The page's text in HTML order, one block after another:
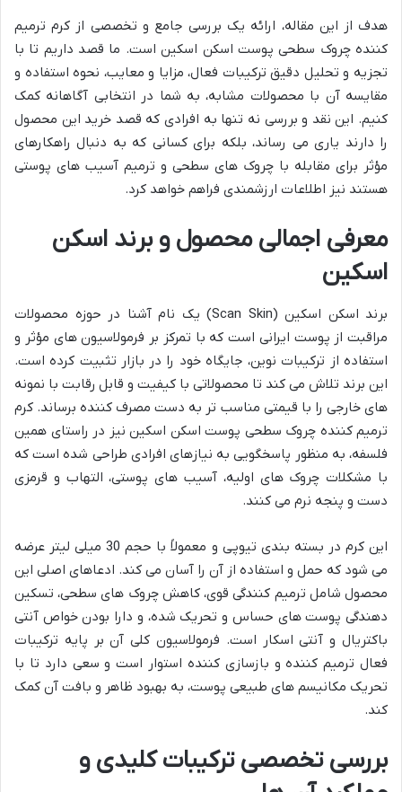
هدف از این مقاله، ارائه یک بررسی جامع و تخصصی از کرم ترمیم
کننده چروک سطحی پوست اسکن اسکین است. ما قصد داریم تا با
تجزیه و تحلیل دقیق ترکیبات فعال، مزایا و معایب، نحوه استفاده و
مقایسه آن با محصولات مشابه، به شما در انتخابی آگاهانه کمک
کنیم. این نقد و بررسی نه تنها به افرادی که قصد خرید این محصول
را دارند یاری می رساند، بلکه برای کسانی که به دنبال راهکارهای
مؤثر برای مقابله با چروک های سطحی و ترمیم آسیب های پوستی
هستند نیز اطلاعات ارزشمندی فراهم خواهد کرد.
معرفی اجمالی محصول و برند اسکن
اسکین
برند اسکن اسکین (Scan Skin) یک نام آشنا در حوزه محصولات
مراقبت از پوست ایرانی است که با تمرکز بر فرمولاسیون های مؤثر و
استفاده از ترکیبات نوین، جایگاه خود را در بازار تثبیت کرده است.
این برند تلاش می کند تا محصولاتی با کیفیت و قابل رقابت با نمونه
های خارجی را با قیمتی مناسب تر به دست مصرف کننده برساند. کرم
ترمیم کننده چروک سطحی پوست اسکن اسکین نیز در راستای همین
فلسفه، به منظور پاسخگویی به نیازهای افرادی طراحی شده است که
با مشکلات چروک های اولیه، آسیب های پوستی، التهاب و قرمزی
دست و پنجه نرم می کنند.
این کرم در بسته بندی تیوپی و معمولاً با حجم 30 میلی لیتر عرضه
می شود که حمل و استفاده از آن را آسان می کند. ادعاهای اصلی این
محصول شامل ترمیم کنندگی قوی، کاهش چروک های سطحی، تسکین
دهندگی پوست های حساس و تحریک شده، و دارا بودن خواص آنتی
باکتریال و آنتی اسکار است. فرمولاسیون کلی آن بر پایه ترکیبات
فعال ترمیم کننده و بازسازی کننده استوار است و سعی دارد تا با
تحریک مکانیسم های طبیعی پوست، به بهبود ظاهر و بافت آن کمک
کند.
بررسی تخصصی ترکیبات کلیدی و